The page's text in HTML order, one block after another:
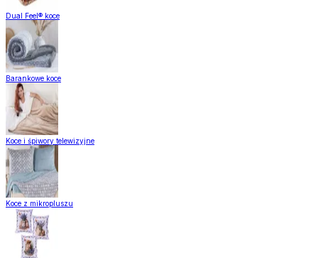
Dual Feel® koce
Barankowe koce
Koce i śpiwory telewizyjne
Koce z mikropluszu